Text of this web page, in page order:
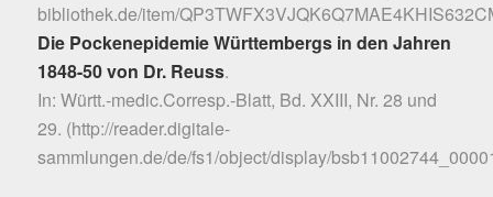
bibliothek.de/item/
Die Pockenepidemie Württembergs in den Jahren
1848-50 von Dr. Reuss.
In: Württ.-medic.Corresp.-Blatt, Bd. XXIII, Nr. 28 und
29. (http://reader.digitale-
sammlungen.de/de/fs1/object/display/